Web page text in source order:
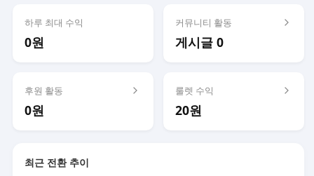
하루 최대 수익
0원
커뮤니티 활동
게시글 0
후원 활동
0원
룰렛 수익
20원
최근 전환 추이